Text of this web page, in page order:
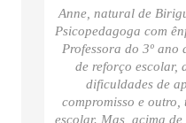
Anne, natural de
Psicopedagoga com
Professora do 3º ano
de reforço escolar,
dificuldades de
compromisso e
escolar. Mas, acima